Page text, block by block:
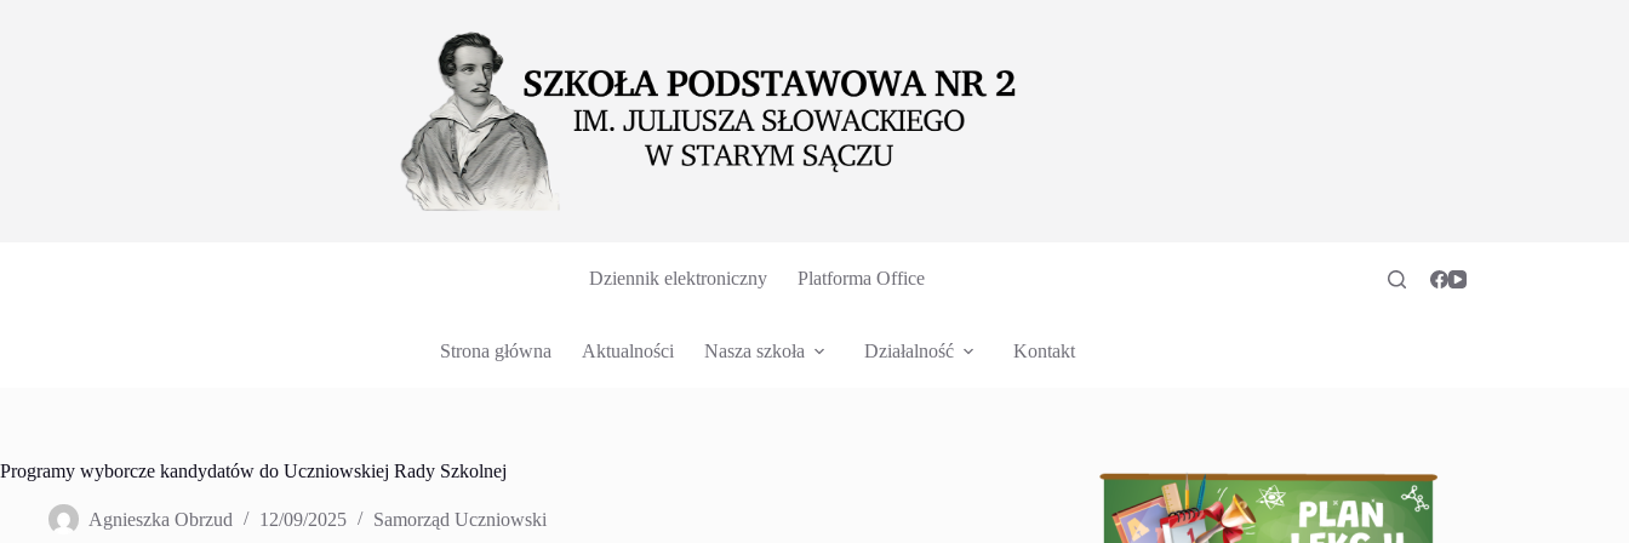
Dziennik elektroniczny Platforma Office
Strona główna Aktualności Nasza szkoła Działalność Kontakt
Programy wyborcze kandydatów do Uczniowskiej Rady Szkolnej
Agnieszka Obrzud 12/09/2025 Samorząd Uczniowski